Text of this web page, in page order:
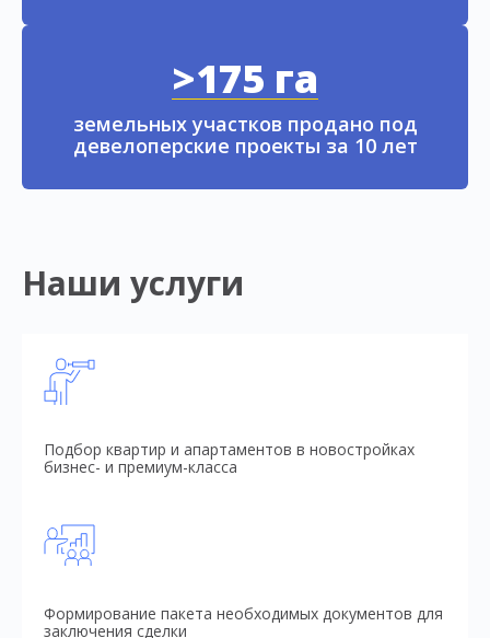
>175 га
земельных участков продано под
девелоперские проекты за 10 лет
Наши услуги
Подбор квартир и апартаментов в новостройках
бизнес- и премиум-класса
Формирование пакета необходимых документов для
заключения сделки